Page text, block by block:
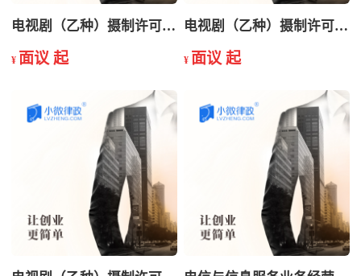
电视剧（乙种）摄制许可证申请
¥ 面议 起
电视剧（乙种）摄制许可证延续
¥ 面议 起